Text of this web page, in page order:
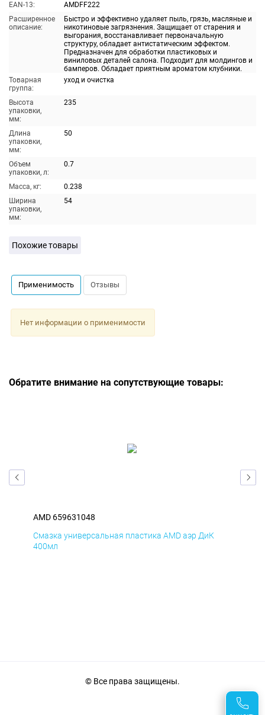
EAN-13:
AMDFF222
Расширенное
описание:
Быстро и эффективно удаляет пыль, грязь, масляные и
никотиновые загрязнения. Защищает от старения и
выгорания, восстанавливает первоначальную
структуру, обладает антистатическим эффектом.
Предназначен для обработки пластиковых и
виниловых деталей салона. Подходит для молдингов и
бамперов. Обладает приятным ароматом клубники.
Товарная
группа:
уход и очистка
Высота
упаковки,
мм:
235
Длина
упаковки,
мм:
50
Объем
упаковки, л:
0.7
Масса, кг:
0.238
Ширина
упаковки,
мм:
54
Похожие товары
Применимость Отзывы
Нет информации о применимости
Обратите внимание на сопутствующие товары:
AMD 659631048
Смазка универсальная пластика AMD аэр ДиК
400мл
© Все права защищены.